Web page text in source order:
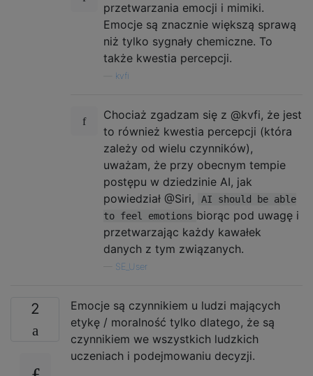
przetwarzania emocji i mimiki.
Emocje są znacznie większą sprawą
niż tylko sygnały chemiczne. To
także kwestia percepcji.
kvfi
Chociaż zgadzam się z @kvfi, że jest
to również kwestia percepcji (która
zależy od wielu czynników),
uważam, że przy obecnym tempie
postępu w dziedzinie AI, jak
powiedział @Siri,
AI should be able
to feel emotions biorąc pod uwagę i
przetwarzając każdy kawałek
danych z tym związanych.
SE_User
2
Emocje są czynnikiem u ludzi mających
etykę / moralność tylko dlatego, że są
czynnikiem we wszystkich ludzkich
uczeniach i podejmowaniu decyzji.